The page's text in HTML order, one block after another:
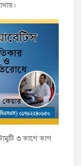
৩ ভাগে ভাগ